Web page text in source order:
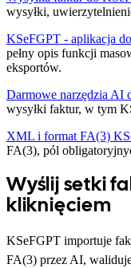
wysyłki,
KSeFGPT - aplikacja
pełny opis funkcji
eksportów.
Darmowe narzędzia AI
wysyłki faktur, w tym
XML i format FA(3)
FA(3), pól
Wyślij setki
kliknięciem
KSeFGPT importuje
FA(3) przez AI,